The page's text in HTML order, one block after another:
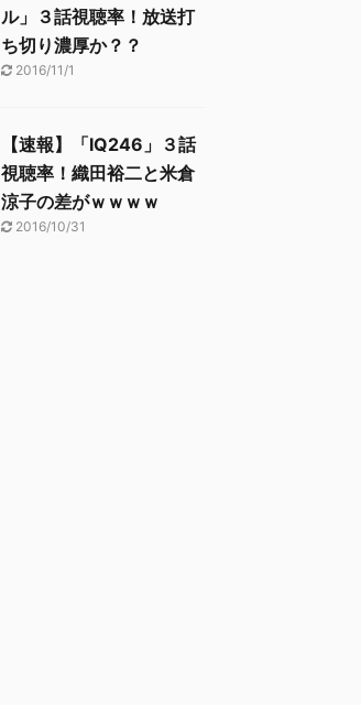
ル」３話視聴率！放送打
ち切り濃厚か？？
2016/11/1
【速報】「IQ246」３話
視聴率！織田裕二と米倉
涼子の差がｗｗｗｗ
2016/10/31